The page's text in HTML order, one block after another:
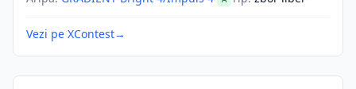
Vezi pe XContest→